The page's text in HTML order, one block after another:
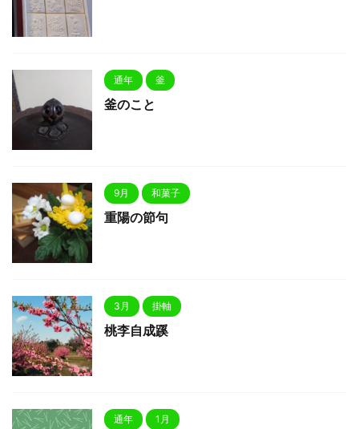
通年 釜
釜のこと
9月 和菓子
重陽の節句
3月 掛軸
桃李自成蹊
通年 1月